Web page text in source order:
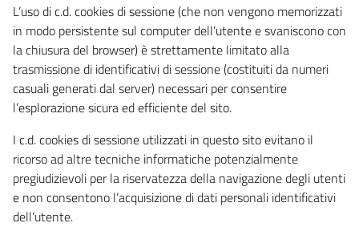
L’uso di c.d. cookies di sessione (che non vengono memorizzati
in modo persistente sul computer dell’utente e svaniscono con
la chiusura del browser) è strettamente limitato alla
trasmissione di identificativi di sessione (costituiti da numeri
casuali generati dal server) necessari per consentire
l’esplorazione sicura ed efficiente del sito.
I c.d. cookies di sessione utilizzati in questo sito evitano il
ricorso ad altre tecniche informatiche potenzialmente
pregiudizievoli per la riservatezza della navigazione degli utenti
e non consentono l’acquisizione di dati personali identificativi
dell’utente.